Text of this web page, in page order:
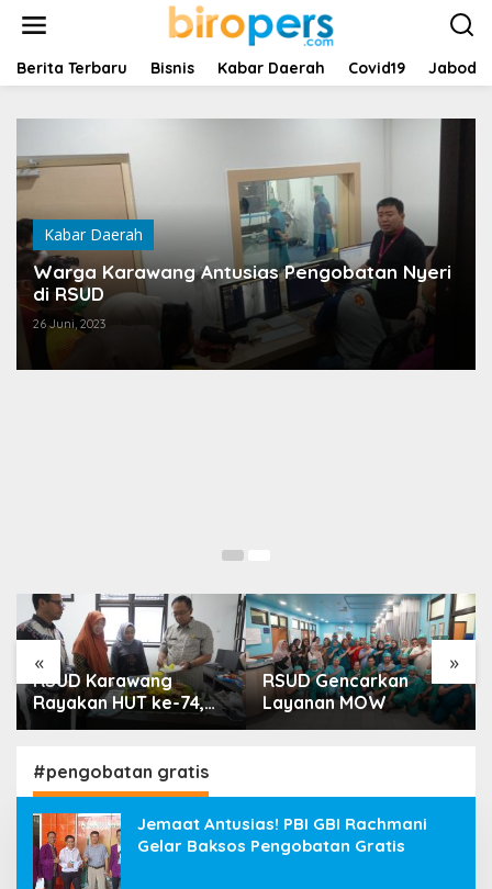
t
Berita Terbaru Bisnis Kabar Daerah Covid19
Kabar Daerah
Warga Karawang Antusias Pengobatan Nyeri
di RSUD
26 Juni, 2023
« »
RSUD Karawang
Rayakan HUT ke-74,
Luncurkan Ruang
untuk Tingkatkan
Pelayanan Kesehatan
RSUD Gencarkan
Layanan MOW
#pengobatan gratis
Jemaat Antusias! PBI GBI Rachmani
Gelar Baksos Pengobatan Gratis